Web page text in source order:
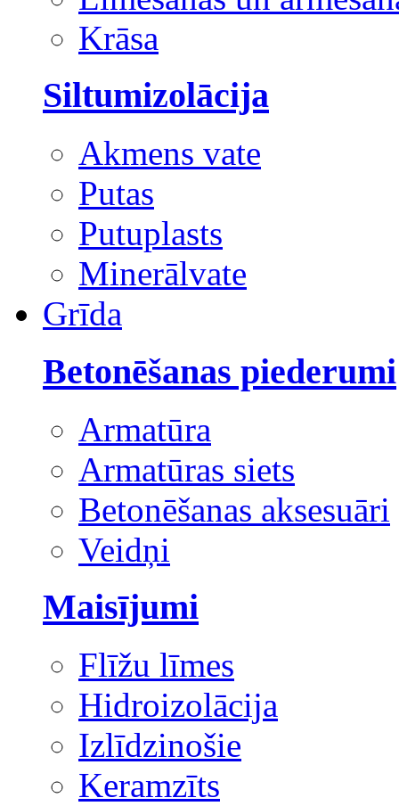
Krāsa
Siltumizolācija
Akmens vate
Putas
Putuplasts
Minerālvate
Grīda
Betonēšanas piederumi
Armatūra
Armatūras siets
Betonēšanas aksesuāri
Veidņi
Maisījumi
Flīžu līmes
Hidroizolācija
Izlīdzinošie
Keramzīts